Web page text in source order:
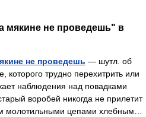
мякине не проведешь" в
не проведешь — шутл. об
трудно перехитрить или
наблюдения над повадками
воробей никогда не прилетит
молотильными цепами хлебным…